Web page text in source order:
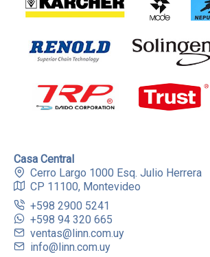
Casa Central
Cerro Largo 1000 Esq. Julio Herrera
CP 11100, Montevideo
+598 2900 5241
+598 94 320 665
ventas@linn.com.uy
info@linn.com.uy